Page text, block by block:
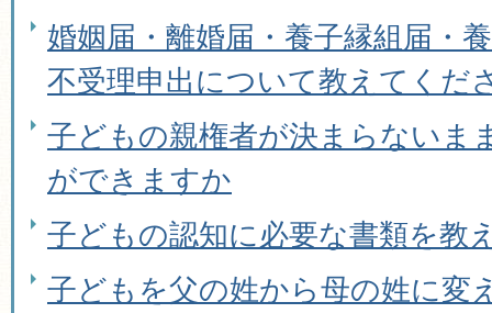
婚姻届・離婚届・養子縁組届・
不受理申出について教えてくだ
子どもの親権者が決まらないま
ができますか
子どもの認知に必要な書類を教
子どもを父の姓から母の姓に変